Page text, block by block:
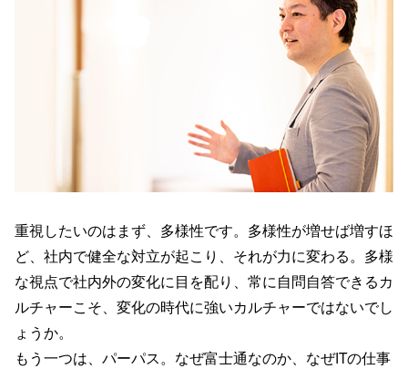
重視したいのはまず、多様性です。多様性が増せば増すほ
ど、社内で健全な対立が起こり、それが力に変わる。多様
な視点で社内外の変化に目を配り、常に自問自答できるカ
ルチャーこそ、変化の時代に強いカルチャーではないでし
ょうか。
もう一つは、パーパス。なぜ富士通なのか、なぜITの仕事